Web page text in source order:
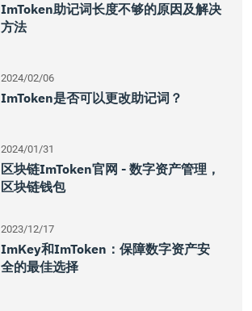
ImToken助记词长度不够的原因及解决
方法
2024/02/06
ImToken是否可以更改助记词？
2024/01/31
区块链imToken官网 - 数字资产管理，
区块链钱包
2023/12/17
ImKey和imToken：保障数字资产安
全的最佳选择